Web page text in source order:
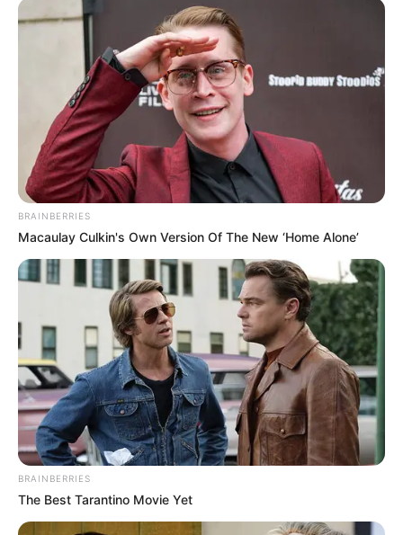
BRAINBERRIES
Macaulay Culkin's Own Version Of The New ‘Home Alone’
BRAINBERRIES
The Best Tarantino Movie Yet